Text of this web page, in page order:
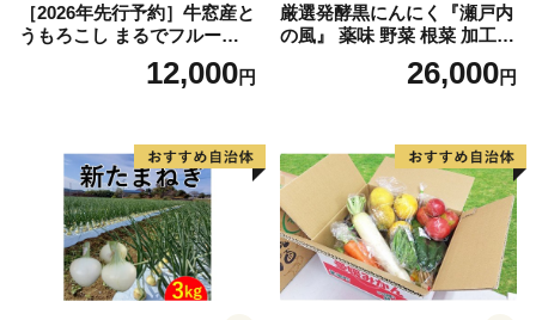
［2026年先行予約］牛窓産と
うもろこし まるでフルー
ツ！最高糖度25度超え 生で
甘い、茹でて美味い！ 黄色
12,000円
厳選発酵黒にんにく『瀬戸内
の風』 薬味 野菜 根菜 加工食
26,000円